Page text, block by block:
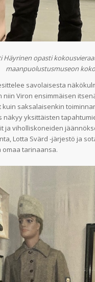
Häyrinen opasti
maanpuolustusmuseon
savolaisesta
niin Viron ensimmäisen
saksalaisenkin
näkyy yksittäisten
ja viholliskoneiden
Lotta Svärd -järjestö ja
omaa tarinaansa.